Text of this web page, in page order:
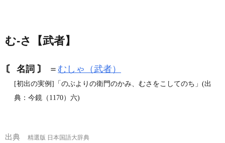
む‐さ【武者】
〘 名詞 〙 ＝ むしゃ（武者）
[初出の実例]「のぶよりの衛門のかみ、むさをこしてのち」(出
典：今鏡（1170）六)
出典
精選版 日本国語大辞典